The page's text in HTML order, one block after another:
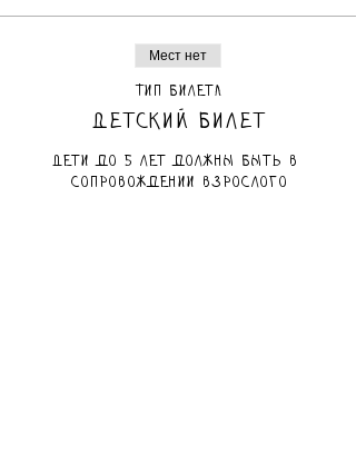
Мест нет
Тип билета
Детский билет
Дети до 5 лет должны быть в
сопровождении взрослого